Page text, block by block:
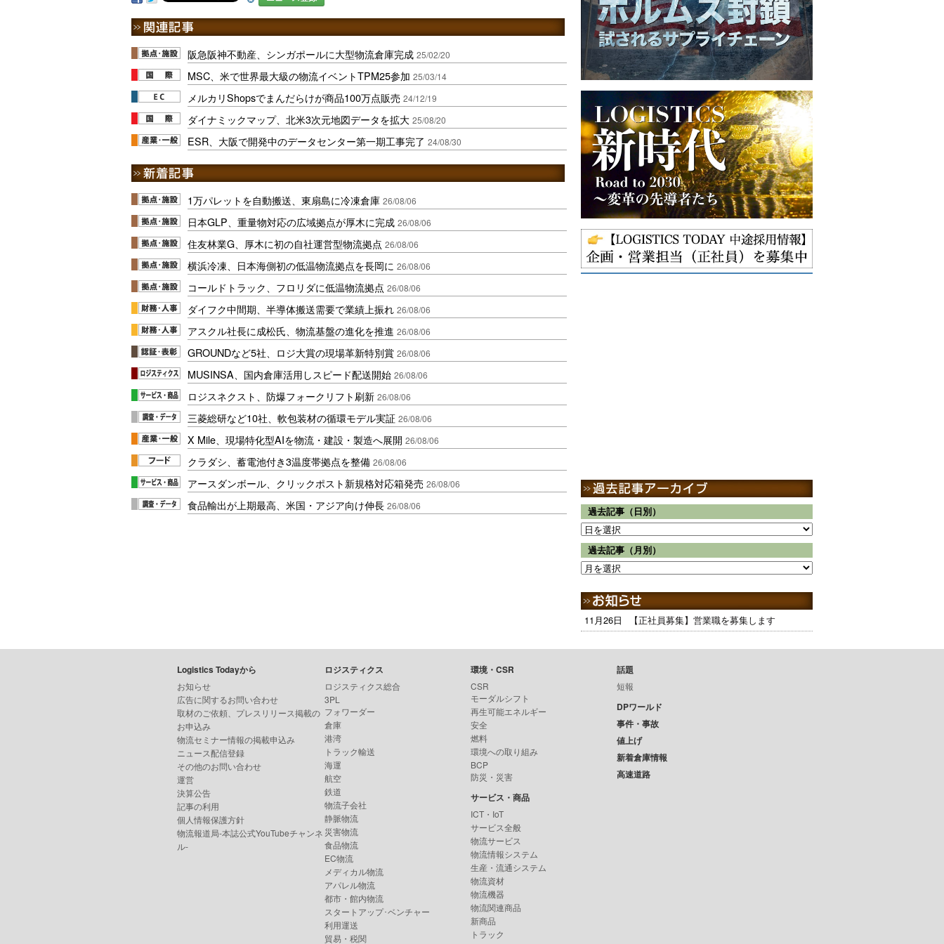
阪急阪神不動産、シンガポールに大型物流倉庫完成 25/02/20
MSC、米で世界最大級の物流イベントTPM25参加 25/03/14
メルカリShopsでまんだらけが商品100万点販売 24/12/19
ダイナミックマップ、北米3次元地図データを拡大 25/08/20
ESR、大阪で開発中のデータセンター第一期工事完了 24/08/30
1万パレットを自動搬送、東扇島に冷凍倉庫 26/08/06
日本GLP、重量物対応の広域拠点が厚木に完成 26/08/06
住友林業G、厚木に初の自社運営型物流拠点 26/08/06
横浜冷凍、日本海側初の低温物流拠点を長岡に 26/08/06
コールドトラック、フロリダに低温物流拠点 26/08/06
ダイフク中間期、半導体搬送需要で業績上振れ 26/08/06
アスクル社長に成松氏、物流基盤の進化を推進 26/08/06
GROUNDなど5社、ロジ大賞の現場革新特別賞 26/08/06
MUSINSA、国内倉庫活用しスピード配送開始 26/08/06
ロジスネクスト、防爆フォークリフト刷新 26/08/06
三菱総研など10社、軟包装材の循環モデル実証 26/08/06
X Mile、現場特化型AIを物流・建設・製造へ展開 26/08/06
クラダシ、蓄電池付き3温度帯拠点を整備 26/08/06
アースダンボール、クリックポスト新規格対応箱発売 26/08/06
食品輸出が上期最高、米国・アジア向け伸長 26/08/06 過去記事（日別）
過去記事（月別）
11月26日 【正社員募集】営業職を募集します
Logistics Todayから
お知らせ
広告に関するお問い合わせ
取材のご依頼、プレスリリース掲載の
お申込み
物流セミナー情報の掲載申込み
ニュース配信登録
その他のお問い合わせ
運営
決算公告
記事の利用
個人情報保護方針
物流報道局-本誌公式YouTubeチャンネ
ル-
ロジスティクス
ロジスティクス総合
3PL
フォワーダー
倉庫
港湾
トラック輸送
海運
航空
鉄道
物流子会社
静脈物流
災害物流
食品物流
EC物流
メディカル物流
アパレル物流
都市・館内物流
スタートアップ･ベンチャー
利用運送
貿易・税関
環境・CSR
CSR
モーダルシフト
再生可能エネルギー
安全
燃料
環境への取り組み
BCP
防災・災害
サービス・商品
ICT・IoT
サービス全般
物流サービス
物流情報システム
生産・流通システム
物流資材
物流機器
物流関連商品
新商品
トラック
話題
短報
DPワールド
事件・事故
値上げ
新着倉庫情報
高速道路